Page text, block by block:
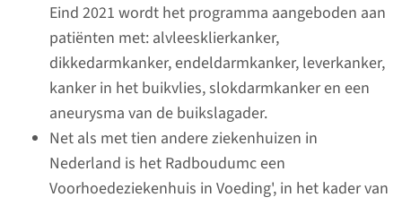
Eind 2021 wordt het programma aangeboden aan
patiënten met: alvleesklierkanker,
dikkedarmkanker, endeldarmkanker, leverkanker,
kanker in het buikvlies, slokdarmkanker en een
aneurysma van de buikslagader.
Net als met tien andere ziekenhuizen in
Nederland is het Radboudumc een
Voorhoedeziekenhuis in Voeding', in het kader van